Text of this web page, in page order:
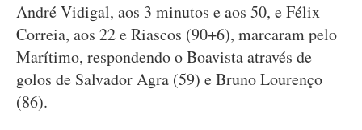
André Vidigal, aos 3 minutos e aos 50, e Félix
Correia, aos 22 e Riascos (90+6), marcaram pelo
Marítimo, respondendo o Boavista através de
golos de Salvador Agra (59) e Bruno Lourenço
(86).